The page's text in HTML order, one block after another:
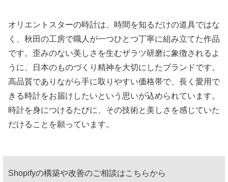
オリエントスターの時計は、時間を知るだけの道具ではな
く、秋田の工房で職人が一つひとつ丁寧に組み立てた作品
です。歪みのない美しさを生むザラツ研磨に象徴されるよ
うに、日本のものづくり精神を大切にしたブランドです。
高品質でありながら手に取りやすい価格帯で、長く愛用で
きる時計をお届けしたいという思いが込められています。
時計を身につけるたびに、その技術と美しさを感じていた
だけることを願っています。
Shopifyの構築や改善のご相談はこちらから